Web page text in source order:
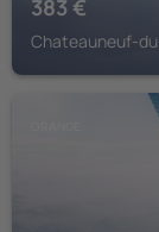
383 €
Chateauneuf-